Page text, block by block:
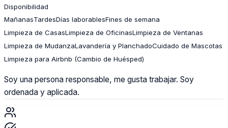
Disponibilidad
MañanasTardesDías laborablesFines de semana
Limpieza de CasasLimpieza de OficinasLimpieza de Ventanas
Limpieza de MudanzaLavandería y PlanchadoCuidado de Mascotas
Limpieza para Airbnb (Cambio de Huésped)
Soy una persona responsable, me gusta trabajar. Soy
ordenada y aplicada.